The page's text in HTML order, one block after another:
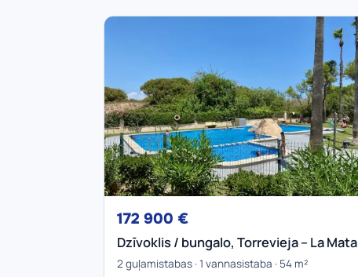
172 900 €
Dzīvoklis / bungalo, Torrevieja – La Mata
2 guļamistabas · 1 vannasistaba · 54 m²